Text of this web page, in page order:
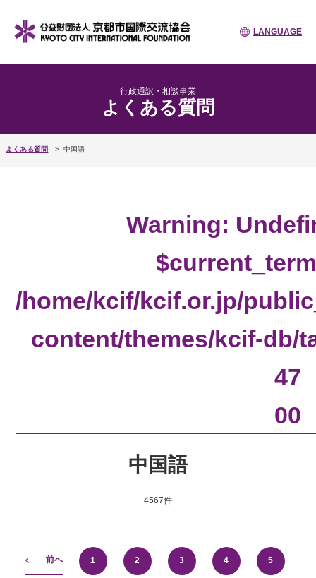
LANGUAGE
行政通訳・相談事業
よくある質問
よくある質問 中国語
Warning:
/home/kcif/kcif.or.jp/
content/themes/kcif-db/
47
00
中国語
4567件
前へ 1 2 3 4 5